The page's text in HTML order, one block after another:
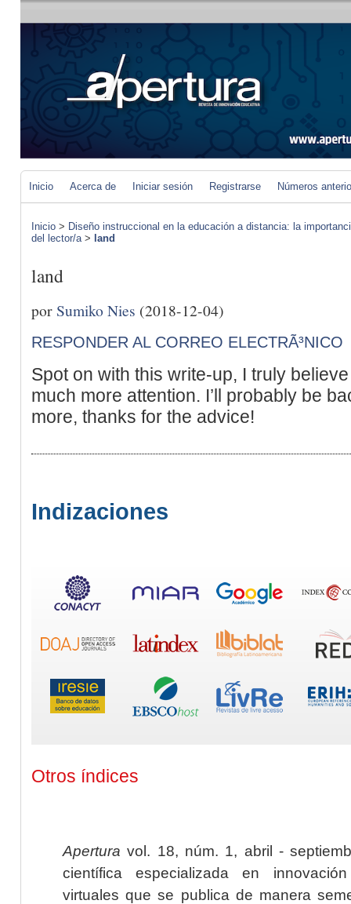
Inicio Acerca de Iniciar sesión Registrarse Números
Inicio > Diseño instruccional en la educación a distancia: la
del lector/a> land
land
porSumiko Nies (2018-12-04)
RESPONDER AL CORREO ELECTRÃ³NICO
Spot on with this write-up, I truly
much more attention. I’ll probably be
more, thanks for the advice!
Indizaciones
Otros índices
Apertura vol. 18, núm. 1, abril -
científica especializada en
virtuales que se publica de manera